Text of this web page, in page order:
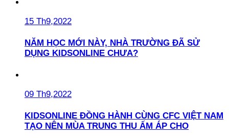
15 Th9,2022
NĂM HỌC MỚI NÀY, NHÀ TRƯỜNG ĐÃ SỬ
DỤNG KIDSONLINE CHƯA?
09 Th9,2022
KIDSONLINE ĐỒNG HÀNH CÙNG CFC VIỆT NAM
TẠO NÊN MÙA TRUNG THU ẤM ÁP CHO